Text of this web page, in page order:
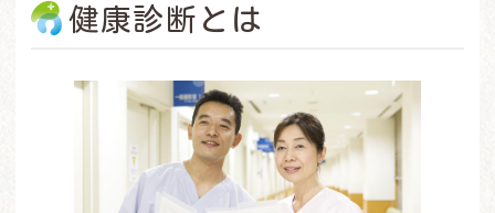
健康診断とは